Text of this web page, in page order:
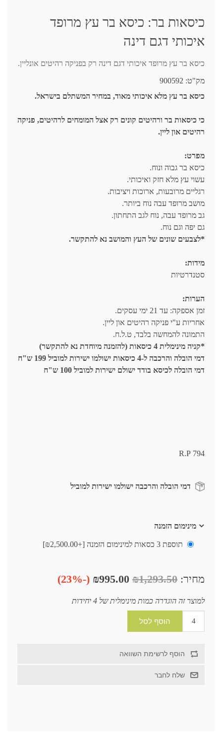
כיסאות בר: כיסא בר עץ מרופד
איכותי דגם דינה
כיסא בר עץ מרופד איכותי דגם דינה רק בפניקה רהיטים אונליין.
מק"ט: 900592
כיסא בר עץ מלא איכותי מאוד, במחיר המשתלם בישראל.
כי כיסאות בר ורהיטים קונים רק אצל המומחים לרהיטים, פניקה
רהיטים און ליין.
מפרט:
כיסא בר גבוה ונוח.
עשוי עץ מלא חזק ואיכותי.
רגליים מרובעות, ארוכות ויציבות.
מושב מרופד עבה נוח ביותר.
גב מרופד עבה, נוח לגב התחתון.
גם יפה וגם נוח.
*לצבעים שונים של העץ והמושב נא להתקשר.
מידות:
סטנדרטיות
הערות:
זמן אספקה: עד 21 ימי עסקים.
אחריות ע"י פניקה רהיטים און ליין.
התמונה להמחשה בלבד, ט.ל.ח.
*קניה מינימלית 4 כיסאות (להזמנה מיוחדת נא להתקשר)
דמי הובלה והרכבה ל-4 כיסאות ישולמו ישירות למוביל 199 ש"ח
דמי הובלה לכיסא בודד ישולם ישירות למוביל 100 ש"ח
794 R.P
דמי הובלה והרכבה ישולמו ישירות למוביל
מינימום הזמנה
תוספת 3 כסאות למינימום הזמנה [+₪2,500.00]
מחיר: ₪1,293.50
₪995.00
(-23%)
למוצר זה הוגדרה כמות מינימלית של 4 יחידות